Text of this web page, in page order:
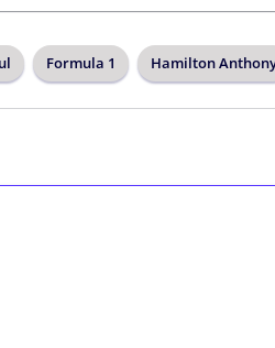
Formula 1 Hamilton